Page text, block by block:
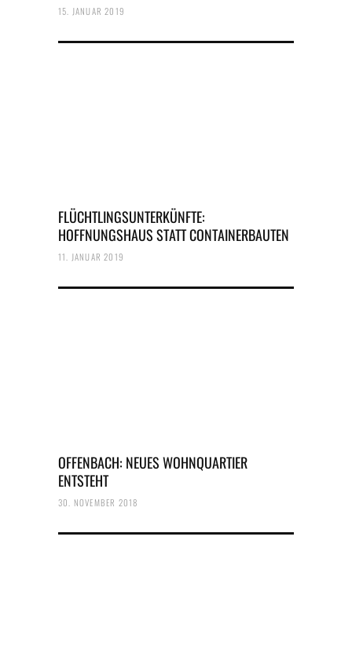
15. JANUAR 2019
FLÜCHTLINGSUNTERKÜNFTE:
HOFFNUNGSHAUS STATT CONTAINERBAUTEN
11. JANUAR 2019
OFFENBACH: NEUES WOHNQUARTIER
ENTSTEHT
30. NOVEMBER 2018